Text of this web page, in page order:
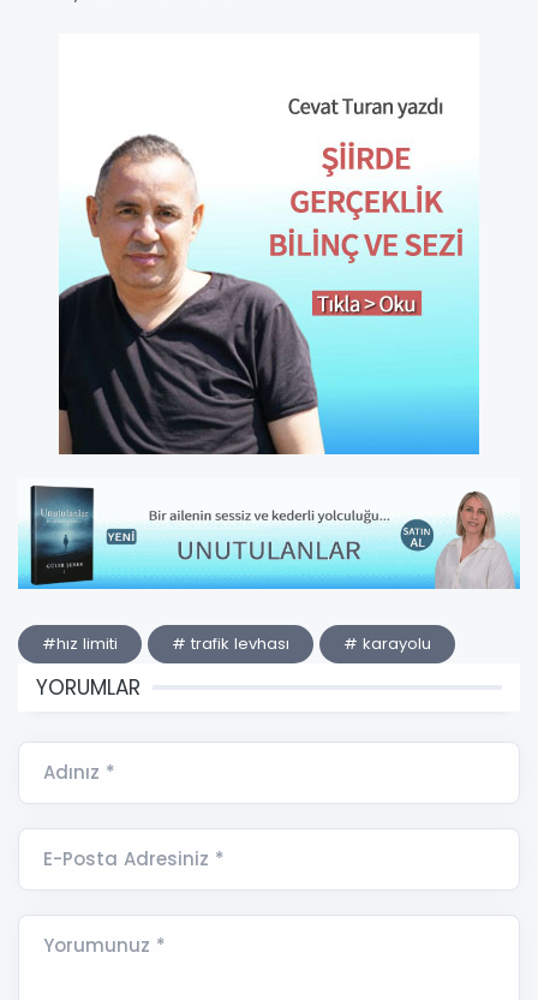
#hız limiti # trafik levhası # karayolu
YORUMLAR
Adınız *
E-Posta Adresiniz *
Yorumunuz *